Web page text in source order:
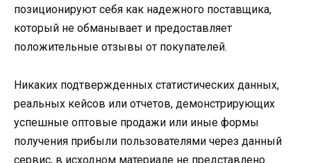
позиционируют себя как надежного поставщика,
который не обманывает и предоставляет
положительные отзывы от покупателей.
Никаких подтвержденных статистических данных,
реальных кейсов или отчетов, демонстрирующих
успешные оптовые продажи или иные формы
получения прибыли пользователями через данный
сервис, в исходном материале не представлено.